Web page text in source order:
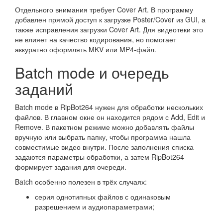
Отдельного внимания требует Cover Art. В программу
добавлен прямой доступ к загрузке Poster/Cover из GUI, а
также исправления загрузки Cover Art. Для видеотеки это
не влияет на качество кодирования, но помогает
аккуратно оформлять MKV или MP4-файл.
Batch mode и очередь
заданий
Batch mode в RipBot264 нужен для обработки нескольких
файлов. В главном окне он находится рядом с Add, Edit и
Remove. В пакетном режиме можно добавлять файлы
вручную или выбрать папку, чтобы программа нашла
совместимые видео внутри. После заполнения списка
задаются параметры обработки, а затем RipBot264
формирует задания для очереди.
Batch особенно полезен в трёх случаях:
серия однотипных файлов с одинаковым
разрешением и аудиопараметрами;